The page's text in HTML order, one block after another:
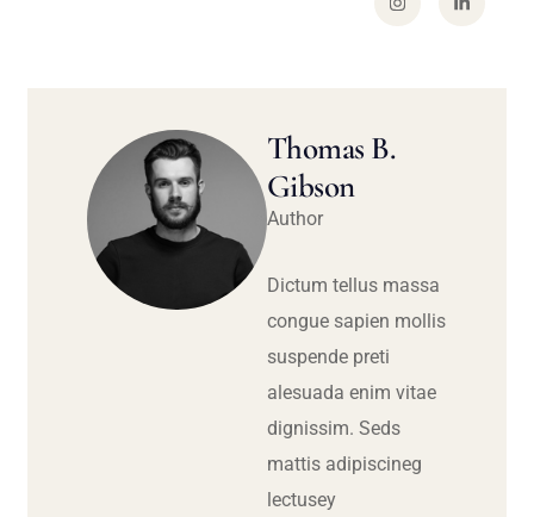
Thomas B.
Gibson
Author
Dictum tellus massa
congue sapien mollis
suspende preti
alesuada enim vitae
dignissim. Seds
mattis adipiscineg
lectusey